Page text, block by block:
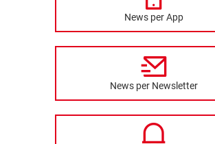
News per App
News per Newsletter